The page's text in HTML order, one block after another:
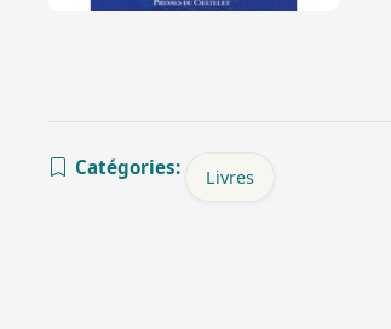
Catégories: Livres